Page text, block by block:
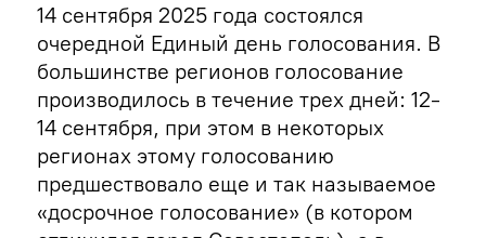
14 сентября 2025 года состоялся
очередной Единый день голосования. В
большинстве регионов голосование
производилось в течение трех дней: 12-
14 сентября, при этом в некоторых
регионах этому голосованию
предшествовало еще и так называемое
«досрочное голосование» (в котором